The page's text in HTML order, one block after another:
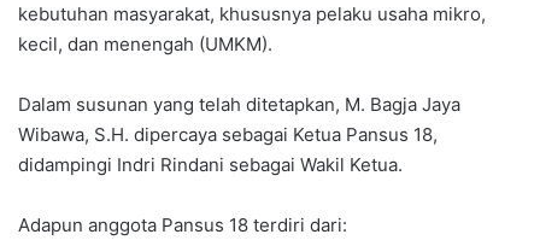
kebutuhan masyarakat, khususnya pelaku usaha mikro,
kecil, dan menengah (UMKM).
Dalam susunan yang telah ditetapkan, M. Bagja Jaya
Wibawa, S.H. dipercaya sebagai Ketua Pansus 18,
didampingi Indri Rindani sebagai Wakil Ketua.
Adapun anggota Pansus 18 terdiri dari: